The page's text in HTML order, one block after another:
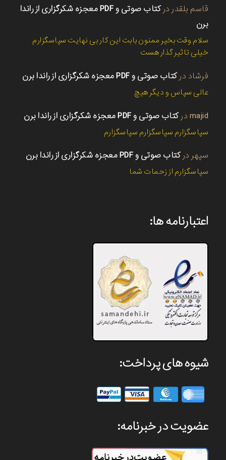
قاسم بلقدر در
کتاب صوتی و PDF معجزه شکرگزاری از راندا
برن
سلام وقت بخیر ممنون بابت این کار بی نهایت سپاسگزارم
خیلی تاثیر گذار هست
فرشاد درکتاب صوتی و PDF معجزه شکرگزاری از راندا برن
عالی سپاس و دیگر هیچ
majid درکتاب صوتی و PDF معجزه شکرگزاری از راندا برن
سپاسگزارم سپاسگزارم سپاسگزارم
سپهر درکتاب صوتی و PDF معجزه شکرگزاری از راندا برن
سپاسگزارم از زحمات شما
اعتبارنامه ها:
شیوه های پرداخت:
عضویت در خبرنامه: